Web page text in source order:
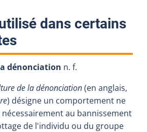
dans certains
:
dénonciation n. f.
de la dénonciation(en anglais,
) désigne un comportement ne
au bannissement
de l'individu ou du groupe